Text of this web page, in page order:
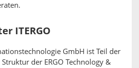
ITERGO
GmbH ist Teil der
der ERGO Technology &